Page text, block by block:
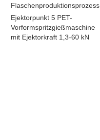
Flaschenproduktionsprozess
Ejektorpunkt 5 PET-
Vorformspritzgießmaschine
mit Ejektorkraft 1,3-60 kN